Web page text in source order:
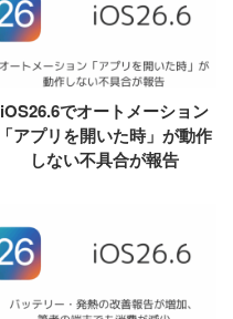
iOS26.6でオートメーション
「アプリを開いた時」が動作
しない不具合が報告